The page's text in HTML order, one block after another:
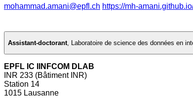
mohammad.amani@epfl.ch https://mh-
Assistant-doctorant, Laboratoire de science des données en
EPFL IC IINFCOM DLAB
INR 233 (Bâtiment INR)
Station 14
1015 Lausanne